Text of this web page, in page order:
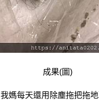
成果(圖)
我媽每天還用除塵拖把拖地